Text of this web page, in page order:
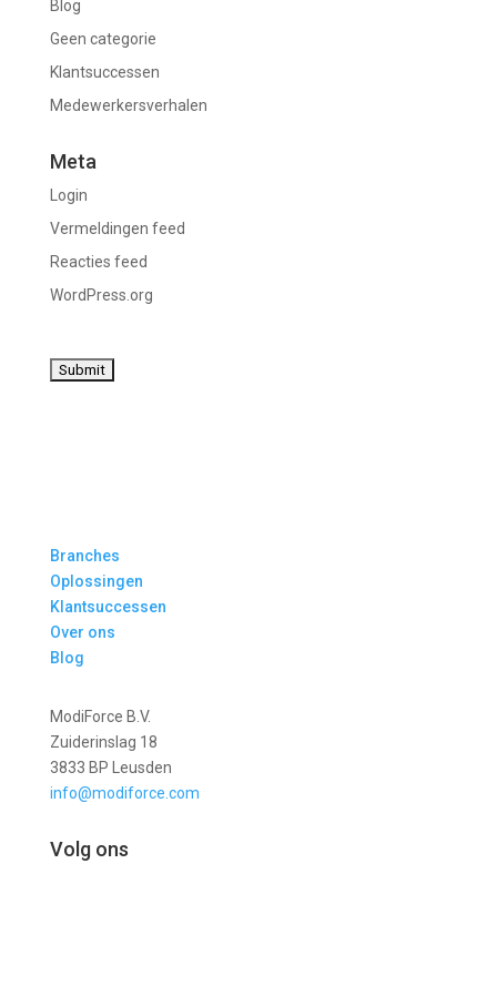
Blog
Geen categorie
Klantsuccessen
Medewerkersverhalen
Meta
Login
Vermeldingen feed
Reacties feed
WordPress.org
Branches
Oplossingen
Klantsuccessen
Over ons
Blog
ModiForce B.V.
Zuiderinslag 18
3833 BP Leusden
info@modiforce.com
Volg ons